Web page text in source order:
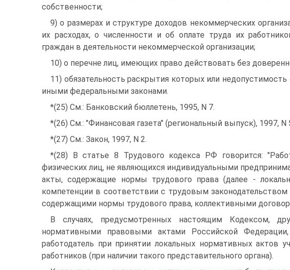
собственности;
9) о размерах и структуре доходов некоммерческих
их расходах, о численности и об оплате труда их
граждан в деятельности некоммерческой организации;
10) о перечне лиц, имеющих право действовать без
11) обязательность раскрытия которых или
иными федеральными законами.
*(25) См.: Банковский бюллетень, 1995, N 7.
*(26) См.: "Финансовая газета" (региональный выпуск), 1997, N
*(27) См.: Закон, 1997, N 2.
*(28) В статье 8 Трудового кодекса РФ говорится:
физических лиц, не являющихся индивидуальными
акты, содержащие нормы трудового права (далее -
компетенции в соответствии с трудовым
содержащими нормы трудового права, коллективными
В случаях, предусмотренных настоящим Кодексом,
нормативными правовыми актами Российской
работодатель при принятии локальных нормативных актов
работников (при наличии такого представительного органа).